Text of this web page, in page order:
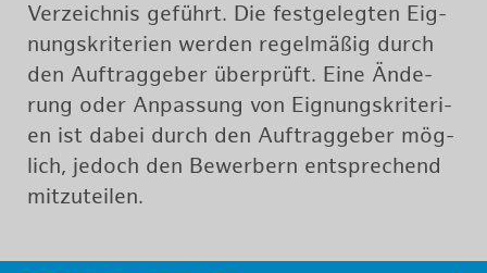
Ver­zeich­nis ge­führt. Die fest­ge­leg­ten Eig­
nungs­kri­te­ri­en wer­den re­gel­mä­ßig durch
den Auf­trag­ge­ber über­prüft. Eine Än­de­
rung oder An­pas­sung von Eig­nungs­kri­te­ri­
en ist dabei durch den Auf­trag­ge­ber mög­
lich, je­doch den Be­wer­bern ent­spre­chend
mit­zu­tei­len.